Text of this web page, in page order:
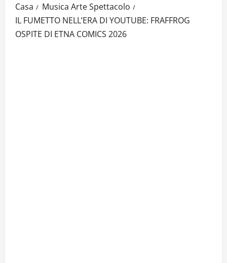
Casa
Musica Arte Spettacolo
IL FUMETTO NELL’ERA DI YOUTUBE: FRAFFROG
OSPITE DI ETNA COMICS 2026